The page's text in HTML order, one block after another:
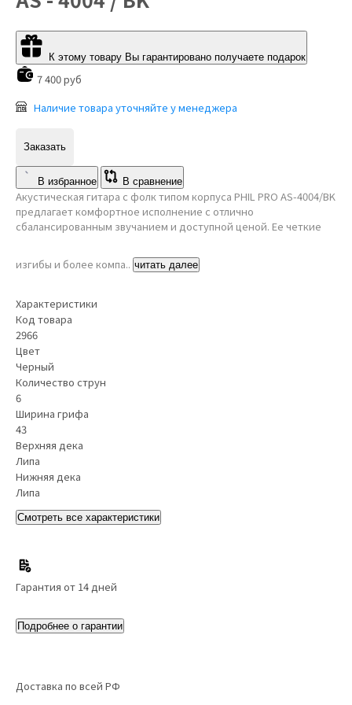
К этому товару Вы гарантировано получаете подарок
7 400 руб
Наличие товара уточняйте у менеджера
Заказать
В избранное В сравнение
Акустическая гитара с фолк типом корпуса PHIL PRO AS-4004/BK
предлагает комфортное исполнение с отлично
сбалансированным звучанием и доступной ценой. Ее четкие
изгибы и более компа.. читать далее
Характеристики
Код товара
2966
Цвет
Черный
Количество струн
6
Ширина грифа
43
Верхняя дека
Липа
Нижняя дека
Липа
Смотреть все характеристики
Гарантия от 14 дней
Подробнее о гарантии
Доставка по всей РФ